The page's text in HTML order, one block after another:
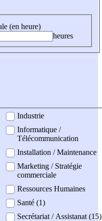
(en heure)
heures
Industrie
Informatique /
Télécommunication
Installation / Maintenance
Marketing / Stratégie
commerciale
Ressources Humaines
Santé (1)
Secrétariat / Assistanat (15)